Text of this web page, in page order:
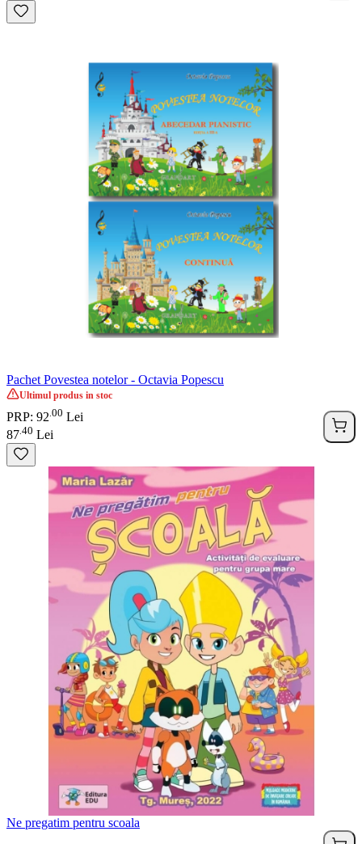
Pachet Povestea notelor - Octavia Popescu
Ultimul produs in stoc
PRP: 92 00 Lei
87 40 Lei
Ne pregatim pentru scoala